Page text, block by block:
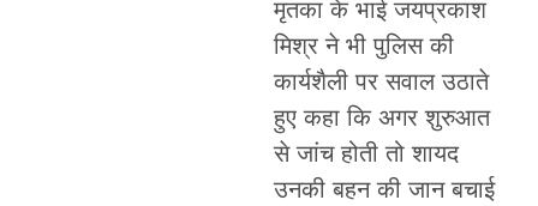
मृतका के भाई जयप्रकाश
मिश्र ने भी पुलिस की
कार्यशैली पर सवाल उठाते
हुए कहा कि अगर शुरुआत
से जांच होती तो शायद
उनकी बहन की जान बचाई